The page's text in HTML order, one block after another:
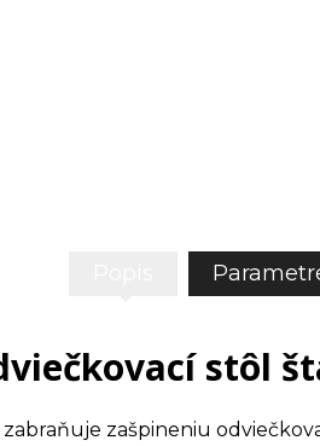
stôl
zabraňuje zašpineniu